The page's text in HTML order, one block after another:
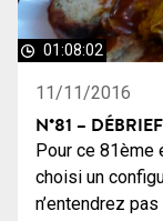
01:08:02
11/11/2016
N°81 –
Pour ce 81ème
choisi un
n’entendrez